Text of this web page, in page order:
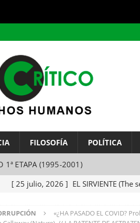
FILOSOFÍA POLÍTICA
1ª ETAPA (1995-2001)
[ 25 julio, 2026 ] EL SIRVIENTE
[ 24 julio, 2026 ] EL TEMA DEL
«¿HA PASADO EL COVID?